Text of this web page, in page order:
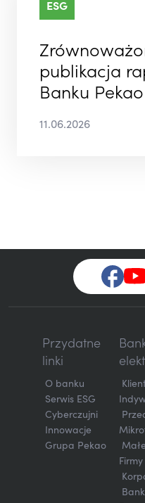
ESG
publikacja
Banku
11.06.2026
Przydatne
linki
O banku
Serwis ESG
Cyberczujni
Innowacje
Grupa Pekao
Klient
Firmy